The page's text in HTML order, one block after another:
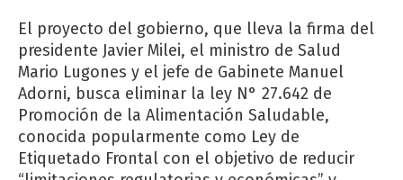
El proyecto del gobierno, que lleva la firma del
presidente Javier Milei, el ministro de Salud
Mario Lugones y el jefe de Gabinete Manuel
Adorni, busca eliminar la ley N° 27.642 de
Promoción de la Alimentación Saludable,
conocida popularmente como Ley de
Etiquetado Frontal con el objetivo de reducir